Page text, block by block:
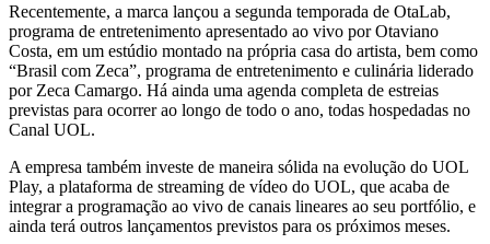
Recentemente, a marca lançou a segunda temporada de OtaLab,
programa de entretenimento apresentado ao vivo por Otaviano
Costa, em um estúdio montado na própria casa do artista, bem como
“Brasil com Zeca”, programa de entretenimento e culinária liderado
por Zeca Camargo. Há ainda uma agenda completa de estreias
previstas para ocorrer ao longo de todo o ano, todas hospedadas no
Canal UOL.
A empresa também investe de maneira sólida na evolução do UOL
Play, a plataforma de streaming de vídeo do UOL, que acaba de
integrar a programação ao vivo de canais lineares ao seu portfólio, e
ainda terá outros lançamentos previstos para os próximos meses.